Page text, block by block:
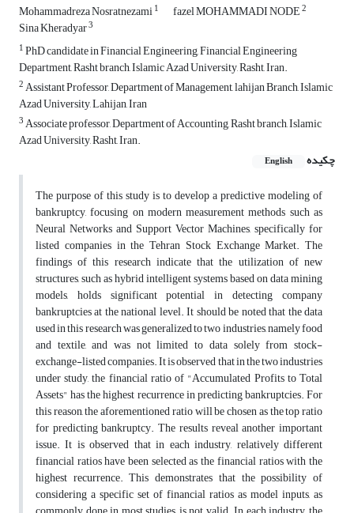
Mohammadreza Nosratnezami1 fazel MOHAMMADI NODE2
Sina Kheradyar3
1PhD candidate in Financial Engineering, Financial Engineering
Department, Rasht branch, Islamic Azad University, Rasht, Iran.
2Assistant Professor, Department of Management, lahijan Branch, Islamic
Azad University, Lahijan, Iran
3Associate professor, Department of Accounting, Rasht branch, Islamic
Azad University, Rasht, Iran.
چکیده
English
The purpose of this study is to develop a predictive modeling of
bankruptcy, focusing on modern measurement methods such as
Neural Networks and Support Vector Machines, specifically for
listed companies in the Tehran Stock Exchange Market. The
findings of this research indicate that the utilization of new
structures, such as hybrid intelligent systems based on data mining
models, holds significant potential in detecting company
bankruptcies at the national level. It should be noted that the data
used in this research was generalized to two industries, namely food
and textile, and was not limited to data solely from stock-
exchange-listed companies. It is observed that in the two industries
under study, the financial ratio of "Accumulated Profits to Total
Assets" has the highest recurrence in predicting bankruptcies. For
this reason, the aforementioned ratio will be chosen as the top ratio
for predicting bankruptcy. The results reveal another important
issue. It is observed that in each industry, relatively different
financial ratios have been selected as the financial ratios with the
highest recurrence. This demonstrates that the possibility of
considering a specific set of financial ratios as model inputs, as